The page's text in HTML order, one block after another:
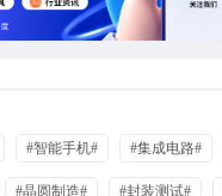
#智能手机# #集成电路#
#晶圆制造# #封装测试#